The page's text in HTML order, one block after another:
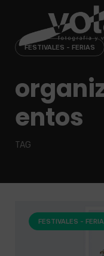
content
FESTIVALES - FERIAS
entos
TAG
FESTIVALES -